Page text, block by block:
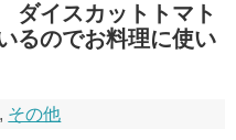
ダイスカットトマト
るのでお料理に使い
, その他